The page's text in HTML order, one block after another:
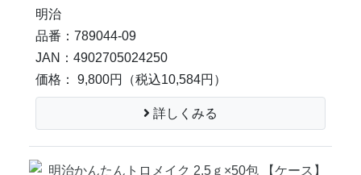
明治
品番：789044-09
JAN：4902705024250
価格： 9,800円
（税込10,584円）
詳しくみる